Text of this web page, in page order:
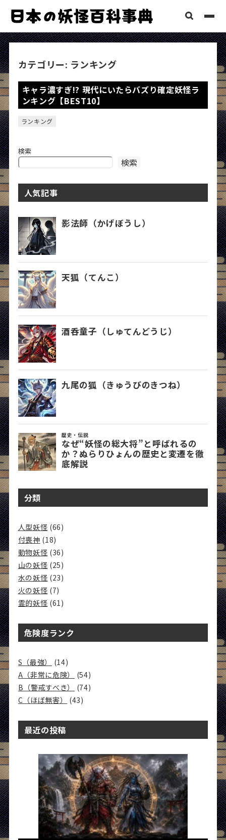
カテゴリー: ランキング
キャラ濃すぎ!? 現代にいたらバズり確定妖怪ラ
ンキング【BEST10】
ランキング
検索
検索
人気記事
分類
人型妖怪 (66)
付喪神 (18)
動物妖怪 (36)
山の妖怪 (25)
水の妖怪 (23)
火の妖怪 (7)
霊的妖怪 (61)
危険度ランク
S（最強）
(14)
A（非常に危険）
(54)
B（警戒すべき）
(74)
C（ほぼ無害）
(43)
最近の投稿